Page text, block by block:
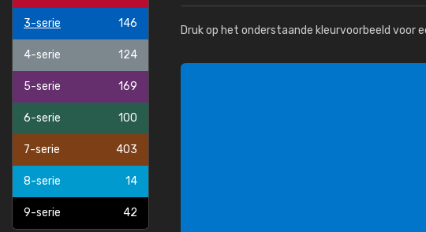
3-serie 146
4-serie 124
5-serie 169
6-serie 100
7-serie 403
8-serie 14
9-serie 42
Druk op het onderstaande kleurvoorbeeld voor